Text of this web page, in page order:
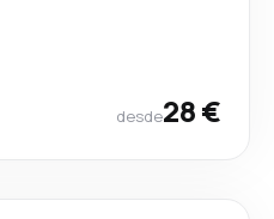
desde28 €